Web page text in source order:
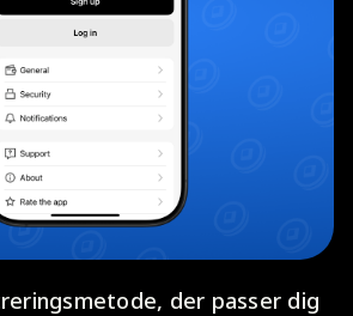
der passer dig